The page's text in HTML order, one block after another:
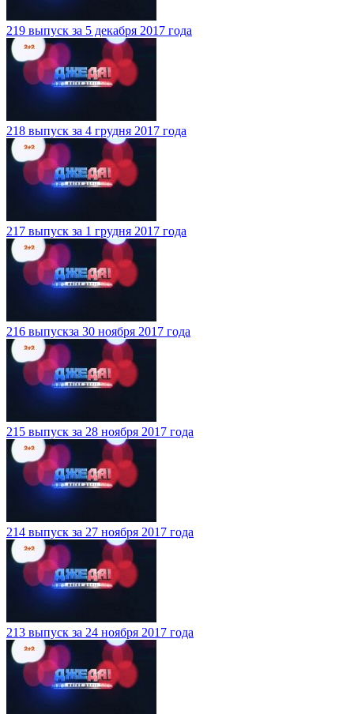
219 выпуск за 5 декабря 2017 года
218 выпуск за 4 грудня 2017 года
217 выпуск за 1 грудня 2017 года
216 выпускза 30 ноября 2017 года
215 выпуск за 28 ноября 2017 года
214 выпуск за 27 ноября 2017 года
213 выпуск за 24 ноября 2017 года